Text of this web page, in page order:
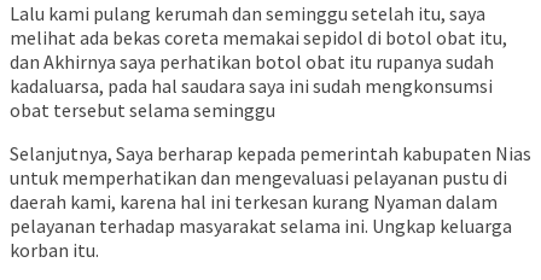
Lalu kami pulang kerumah dan seminggu setelah itu, saya
melihat ada bekas coreta memakai sepidol di botol obat itu,
dan Akhirnya saya perhatikan botol obat itu rupanya sudah
kadaluarsa, pada hal saudara saya ini sudah mengkonsumsi
obat tersebut selama seminggu
Selanjutnya, Saya berharap kepada pemerintah kabupaten Nias
untuk memperhatikan dan mengevaluasi pelayanan pustu di
daerah kami, karena hal ini terkesan kurang Nyaman dalam
pelayanan terhadap masyarakat selama ini. Ungkap keluarga
korban itu.